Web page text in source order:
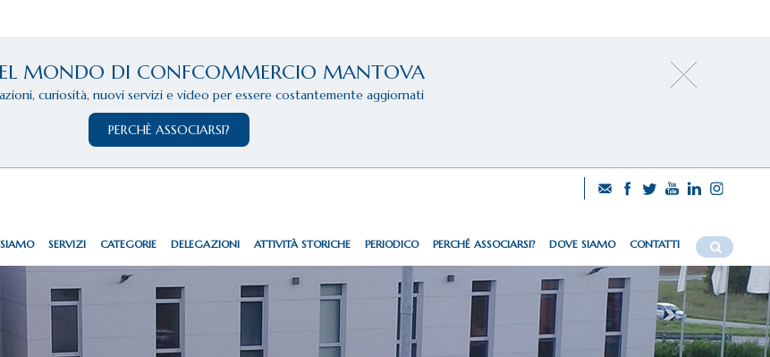
MONDO DI CONFCOMMERCIO MANTOVA
curiosità, nuovi servizi e video per essere costantemente aggiornati
PERCHÈ ASSOCIARSI?
SERVIZI CATEGORIE DELEGAZIONI ATTIVITÀ STORICHE PERIODICO PERCHÉ ASSOCIARSI? DOVE SIAMO CONTATTI